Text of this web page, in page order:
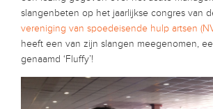
slangenbeten op het jaarlijkse congres van
vereniging van spoedeisende hulp artsen
heeft een van zijn slangen meegenomen,
genaamd ‘Fluffy’!